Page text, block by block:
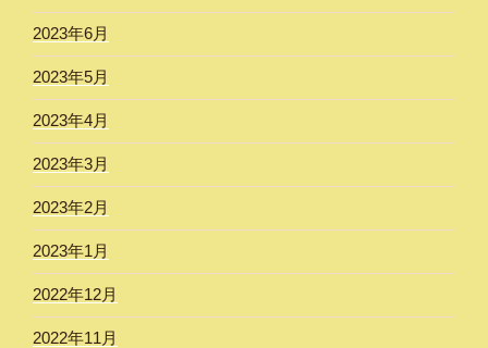
2023年6月
2023年5月
2023年4月
2023年3月
2023年2月
2023年1月
2022年12月
2022年11月